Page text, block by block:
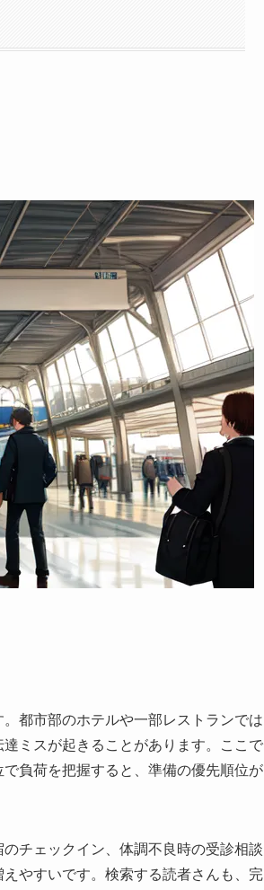
都市部のホテルや一部レストランでは
ミスが起きることがあります。ここで
負荷を把握すると、準備の優先順位が
チェックイン、体調不良時の受診相談
やすいです。検索する読者さんも、完